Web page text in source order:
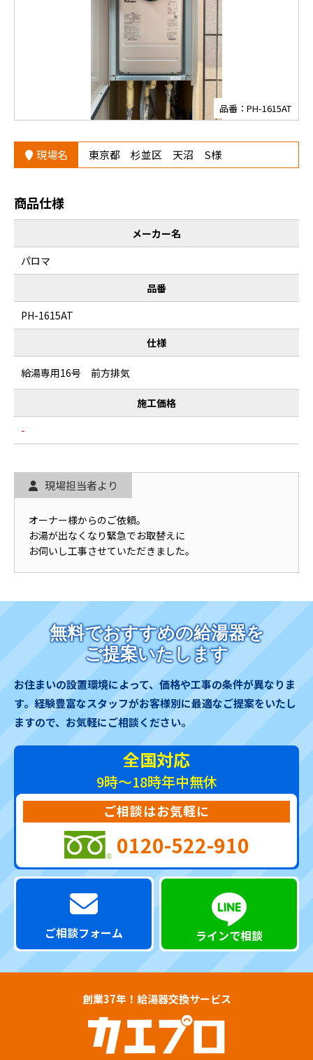
品番：PH-1615AT
現場名 東京都 杉並区 天沼 S様
商品仕様
メーカー名
パロマ
品番
PH-1615AT
仕様
給湯専用16号 前方排気
施工価格
-
現場担当者より
オーナー様からのご依頼。
お湯が出なくなり緊急でお取替えに
お伺いし工事させていただきました。
無料でおすすめの給湯器を
ご提案いたします
お住まいの設置環境によって、価格や工事の条件が異なりま
す。 経験豊富なスタッフがお客様別に最適なご提案をいたし
ますので、お気軽にご相談ください。
全国対応
9時～18時年中無休
ご相談はお気軽に
0120-522-910
ご相談フォーム ラインで相談
創業37年！給湯器交換サービス